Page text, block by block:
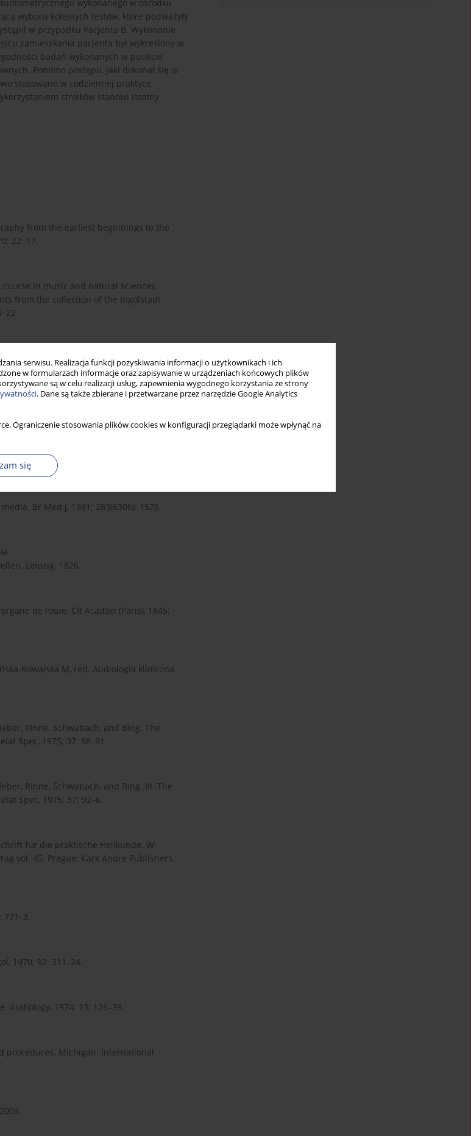
serwisu. Realizacja funkcji pozyskiwania informacji o użytkownikach i ich
w formularzach informacje oraz zapisywanie w urządzeniach końcowych plików
są w celu realizacji usług, zapewnienia wygodnego korzystania ze strony
. Dane są także zbierane i przetwarzane przez narzędzie Google Analytics
Ograniczenie stosowania plików cookies w konfiguracji przeglądarki może wpłynąć na
się
wykonanego w ośrodku
wyboru kolejnych testów, które podważyły
w przypadku Pacjenta B. Wykonanie
zamieszkania pacjenta był wykreślony w
badań wykonanych w punkcie
Pomimo postępu, jaki dokonał się w
stosowane w codziennej praktyce
stroików stanowi istotny
from the earliest beginnings to the
22: 17.
in music and natural sciences.
from the collection of the Ingolstadt
Art, 1827.
Columella Press; 1981.
of Otolaryngology, 1971; 94: 132–
Br Med J, 1981; 283(6306): 1576.
Leipzig; 1826.
de l’ouie. CR AcadSci (Paris), 1845;
Kowalska M, red. Audiologia kliniczna.
Rinne, Schwabach, and Bing. The
Spec, 1975; 37: 88–91.
Rinne, Schwabach, and Bing. III. The
Spec, 1975; 37: 92–6.
fur die praktische Heilkunde. W:
vol. 45. Prague: Kark Andre Publishers,
1970; 92: 311–24.
Audiology, 1974; 13: 126–39.
procedures. Michigan: International